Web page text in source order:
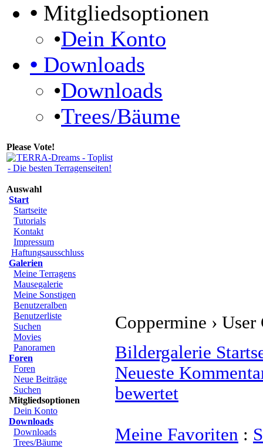
• Mitgliedsoptionen
•Dein Konto
• Downloads
•Downloads
•Trees/Bäume
Please Vote!
Auswahl
Start
Startseite
Tutorials
Kontakt
Impressum
Haftungsausschluss
Galerien
Meine Terragens
Mausegalerie
Meine Sonstigen
Benutzeralben
Benutzerliste
Suchen
Movies
Panoramen
Foren
Foren
Neue Beiträge
Suchen
Mitgliedsoptionen
Dein Konto
Downloads
Downloads
Trees/Bäume
Coppermine ›
Bildergalerie
Neueste
bewertet
Meine Favoriten :